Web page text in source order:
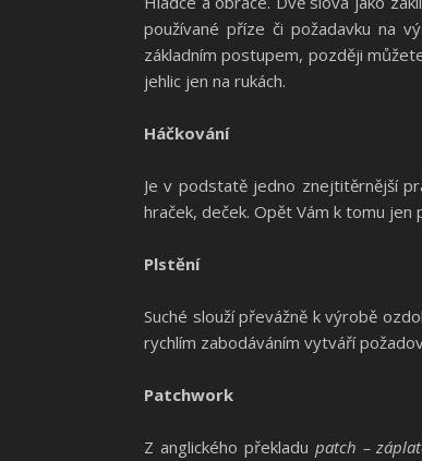
používané příze či požadavku na
základním postupem, později
jehlic jen na rukách.
Háčkování
Je v podstatě jedno znejtitěrnější
hraček, deček. Opět Vám k tomu
Plstění
Suché slouží převážně k výrobě
rychlím zabodáváním vytváří
Patchwork
Z anglického překladu patch –